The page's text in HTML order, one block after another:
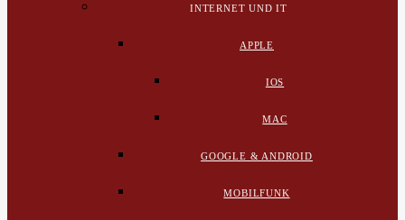
INTERNET UND IT
APPLE
IOS
MAC
GOOGLE & ANDROID
MOBILFUNK